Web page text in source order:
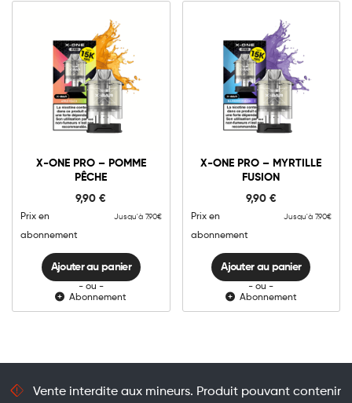
X-ONE PRO – POMME
PÊCHE
9,90€
Prix en
abonnement
Jusqu'à 7.90€
10mg 20mg
ONE
-
Pêche
quantité
Ajouter au panier
Ajouter au panier
- ou -
Abonnement
X-ONE PRO – MYRTILLE
FUSION
9,90 €
Prix en
abonnement
Jusqu'à 7.90€
10mg 20mg
ONE
-
Fusion
quantité
Ajouter au panier
Ajouter au panier
- ou -
Abonnement
Vente interdite aux mineurs. Produit pouvant contenir